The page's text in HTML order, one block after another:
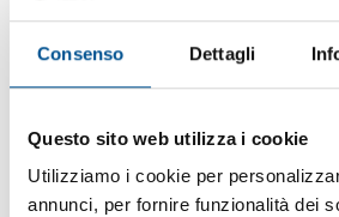
Consenso Dettagli
Questo sito web utilizza i cookie
Utilizziamo i cookie per
annunci, per fornire funzionalità dei
Country